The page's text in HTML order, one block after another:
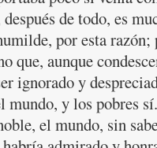
de todo, es
por esta razón;
que, aunque
ignorado y
mundo, y los pobres
el mundo, sin